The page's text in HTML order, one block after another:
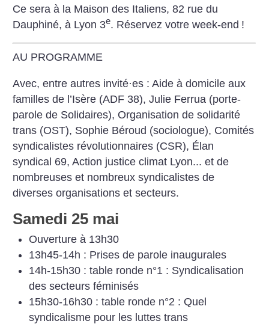
Ce sera à la Maison des Italiens, 82 rue du
Dauphiné, à Lyon 3e. Réservez votre week-end !
AU PROGRAMME
Avec, entre autres invité·es : Aide à domicile aux
familles de l’Isère (ADF 38), Julie Ferrua (porte-
parole de Solidaires), Organisation de solidarité
trans (OST), Sophie Béroud (sociologue), Comités
syndicalistes révolutionnaires (CSR), Élan
syndical 69, Action justice climat Lyon... et de
nombreuses et nombreux syndicalistes de
diverses organisations et secteurs.
Samedi 25 mai
Ouverture à 13h30
13h45-14h : Prises de parole inaugurales
14h-15h30 : table ronde n°1 : Syndicalisation
des secteurs féminisés
15h30-16h30 : table ronde n°2 : Quel
syndicalisme pour les luttes trans